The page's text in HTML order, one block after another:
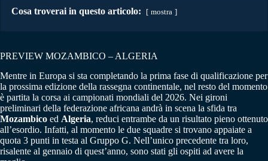
Cosa troverai in questo articolo: mostra
PREVIEW MOZAMBICO – ALGERIA
Mentre in Europa si sta completando la prima fase di qualificazione per
la prossima edizione della rassegna continentale, nel resto del momento
è partita la corsa ai campionati mondiali del 2026. Nei gironi
preliminari della federazione africana andrà in scena la sfida tra
Mozambico ed Algeria, reduci entrambe da un risultato pieno ottenuto
all’esordio. Infatti, al momento le due squadre si trovano appaiate a
quota 3 punti in testa al Gruppo G. Nell’unico precedente tra loro,
risalente al gennaio di quest’anno, sono stati gli ospiti ad avere la